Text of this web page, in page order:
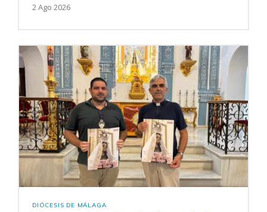
2 Ago 2026
DIÓCESIS DE MÁLAGA